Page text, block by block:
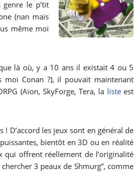
le p’tit
(nan mais
même moi
là où, y a 10 ans il existait 4 ou 5
moi Conan ?), il pouvait maintenant
(Aïon, SkyForge, Tera, la listeest
! D’accord les jeux sont en général de
bientôt en 3D ou en réalité
offrent réellement de l’originalité
3 peaux de Shmurg”, comme